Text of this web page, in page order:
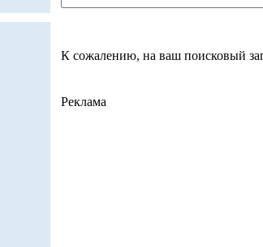
К сожалению, на ваш поисковый
Реклама